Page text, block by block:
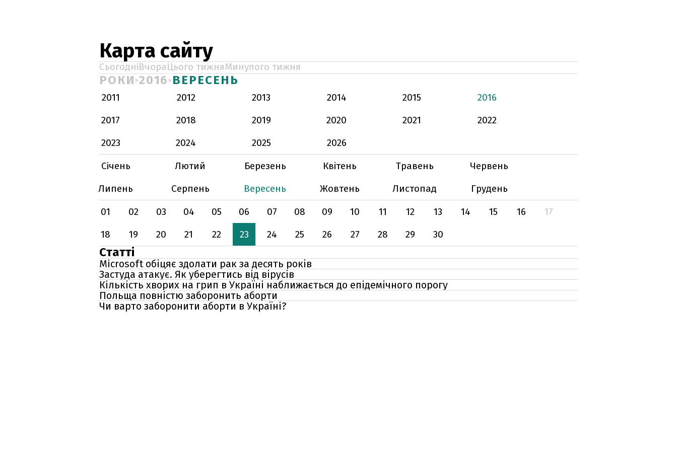
Карта сайту
СьогодніВчораЦього тижняМинулого тижня
РОКИ 2016 ВЕРЕСЕНЬ
2011 2012 2013 2014 2015
2016
2017
2018 2019 2020 2021
2022
2023
2024 2025
2026
Січень
Лютий Березень Квітень Травень
Червень
Липень
Серпень Вересень Жовтень Листопад
Грудень
01
02 03 04 05 06 07 08 09 10 11 12 13 14 15 16
17
18
19 20 21 22 23 24 25 26 27 28 29 30
Статті
Microsoft обіцяє здолати рак за десять років
Застуда атакує. Як уберегтись від вірусів
Кількість хворих на грип в Україні наближається до епідемічного порогу
Польща повністю заборонить аборти
Чи варто заборонити аборти в Україні?